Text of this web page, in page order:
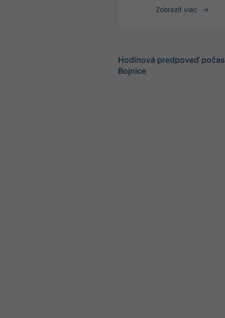
Zobraziť viac
Hodinová predpoveď
Bojnice